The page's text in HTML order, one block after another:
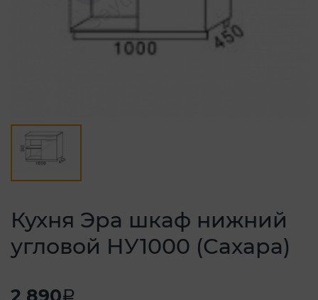
Кухня Эра шкаф нижний
угловой НУ1000 (Сахара)
a